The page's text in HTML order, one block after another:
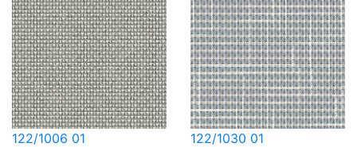
122/1006 01 122/1030 01